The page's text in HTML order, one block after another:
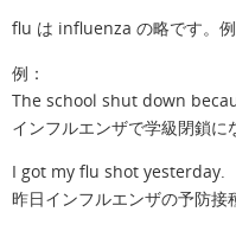
flu は influenza の略です。
例：
The school shut down
インフルエンザで学級閉鎖に
I got my flu shot yesterday.
昨日インフルエンザの予防接